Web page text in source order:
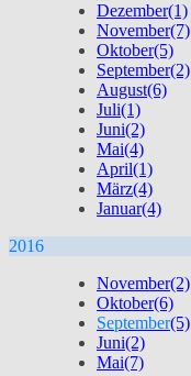
Dezember(1)
November(7)
Oktober(5)
September(2)
August(6)
Juli(1)
Juni(2)
Mai(4)
April(1)
März(4)
Januar(4)
2016
November(2)
Oktober(6)
September(5)
Juni(2)
Mai(7)